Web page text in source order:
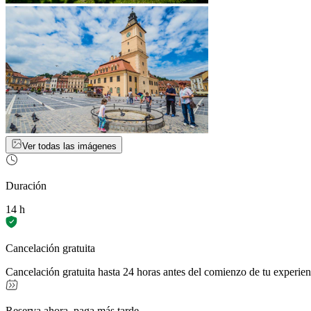
Ver todas las imágenes
Duración
14 h
Cancelación gratuita
Cancelación gratuita hasta 24 horas antes del comienzo de tu